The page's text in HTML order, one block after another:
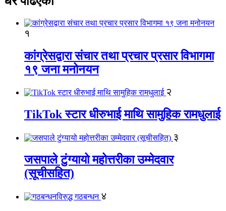
१
कांग्रेसद्वारा संचार तथा प्रचार प्रसार विभागमा
१९ जना मनोनयन
२
TikTok स्टार धीरुभाई माथि सामुहिक रामधुलाई
३
जसपाले टुंग्यायो महोत्तरीका उम्मेदवार
(सूचीसहित)
४